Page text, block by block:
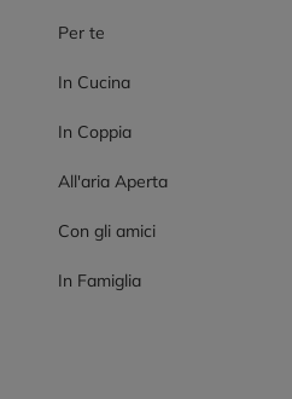
Per te
In Cucina
In Coppia
All'aria Aperta
Con gli amici
In Famiglia